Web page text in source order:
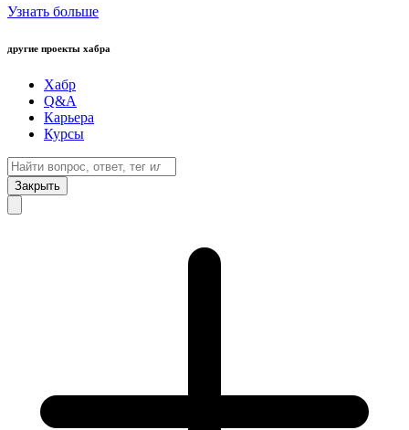
Узнать больше
другие проекты хабра
Хабр
Q&A
Карьера
Курсы
Закрыть